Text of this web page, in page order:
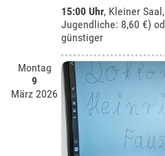
15:00 Uhr, Kleiner Saal
Jugendliche: 8,60 €)
günstiger
Montag
9
März 2026